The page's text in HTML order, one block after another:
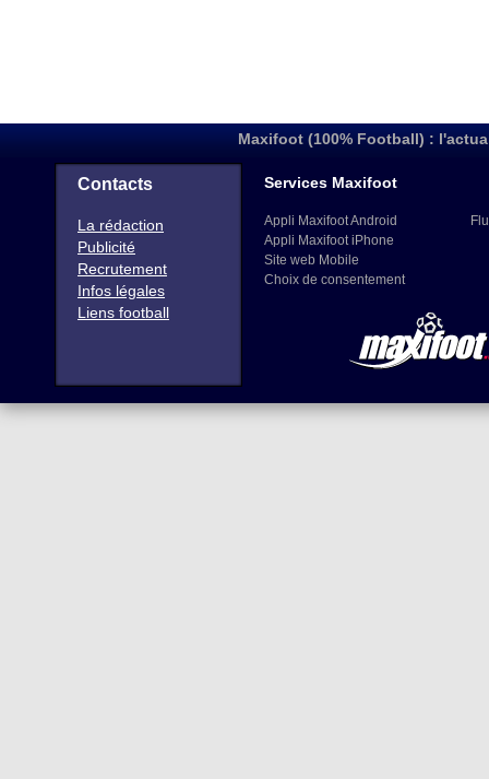
Maxifoot (100% Football) :
Contacts
La rédaction
Publicité
Recrutement
Infos légales
Liens football
Services Maxifoot
Appli Maxifoot Android
Appli Maxifoot iPhone
Site web Mobile
Choix de consentement